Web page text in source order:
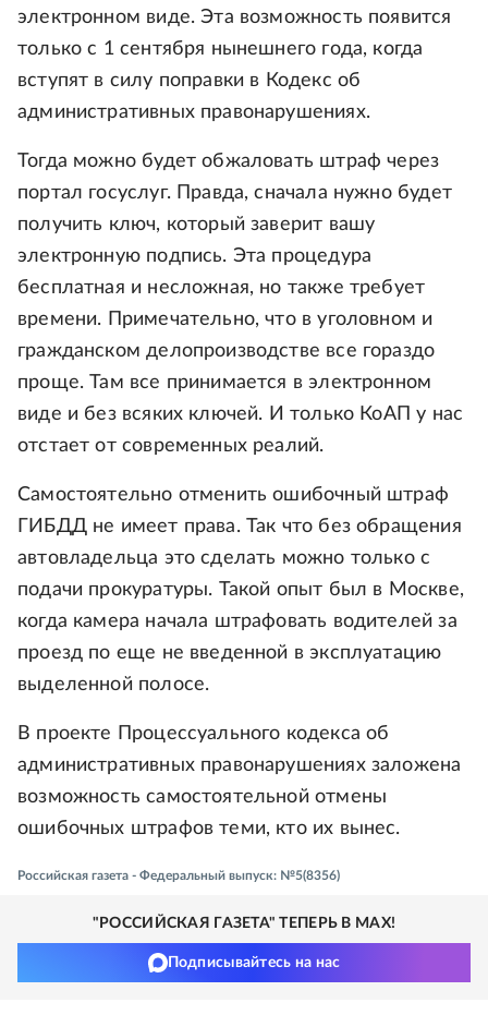
электронном виде. Эта возможность появится
только с 1 сентября нынешнего года, когда
вступят в силу поправки в Кодекс об
административных правонарушениях.
Тогда можно будет обжаловать штраф через
портал госуслуг. Правда, сначала нужно будет
получить ключ, который заверит вашу
электронную подпись. Эта процедура
бесплатная и несложная, но также требует
времени. Примечательно, что в уголовном и
гражданском делопроизводстве все гораздо
проще. Там все принимается в электронном
виде и без всяких ключей. И только КоАП у нас
отстает от современных реалий.
Самостоятельно отменить ошибочный штраф
ГИБДД не имеет права. Так что без обращения
автовладельца это сделать можно только с
подачи прокуратуры. Такой опыт был в Москве,
когда камера начала штрафовать водителей за
проезд по еще не введенной в эксплуатацию
выделенной полосе.
В проекте Процессуального кодекса об
административных правонарушениях заложена
возможность самостоятельной отмены
ошибочных штрафов теми, кто их вынес.
Российская газета - Федеральный выпуск: №5(8356)
"РОССИЙСКАЯ ГАЗЕТА" ТЕПЕРЬ В MAX!
Подписывайтесь на нас